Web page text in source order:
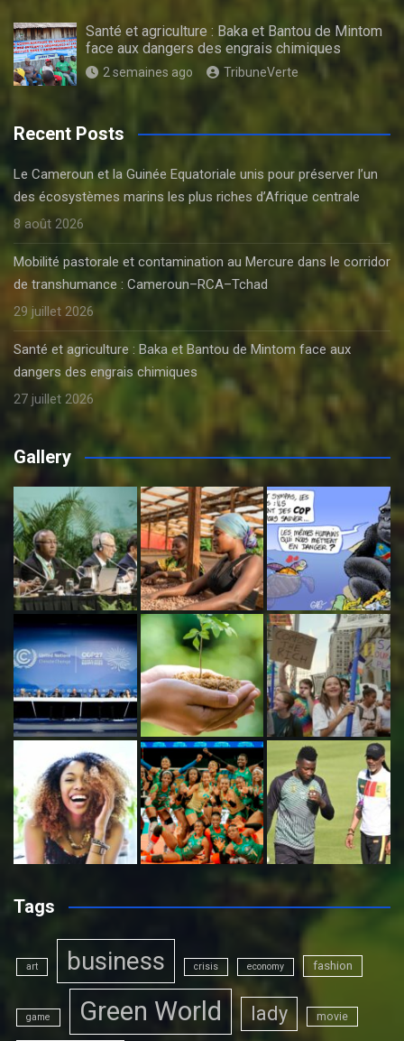
Santé et agriculture : Baka et Bantou de Mintom
face aux dangers des engrais chimiques
2 semaines ago TribuneVerte
Recent Posts
Le Cameroun et la Guinée Equatoriale unis pour préserver l’un
des écosystèmes marins les plus riches d’Afrique centrale
8 août 2026
Mobilité pastorale et contamination au Mercure dans le corridor
de transhumance : Cameroun–RCA–Tchad
29 juillet 2026
Santé et agriculture : Baka et Bantou de Mintom face aux
dangers des engrais chimiques
27 juillet 2026
Gallery
Tags
art business crisis economy fashion
game Green World lady movie